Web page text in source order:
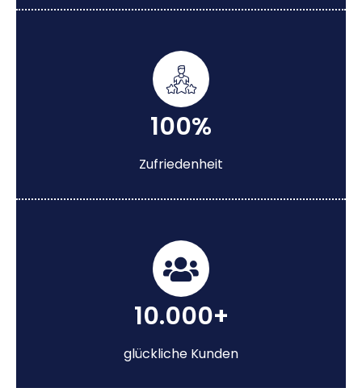
100%
Zufriedenheit
10.000+
glückliche Kunden